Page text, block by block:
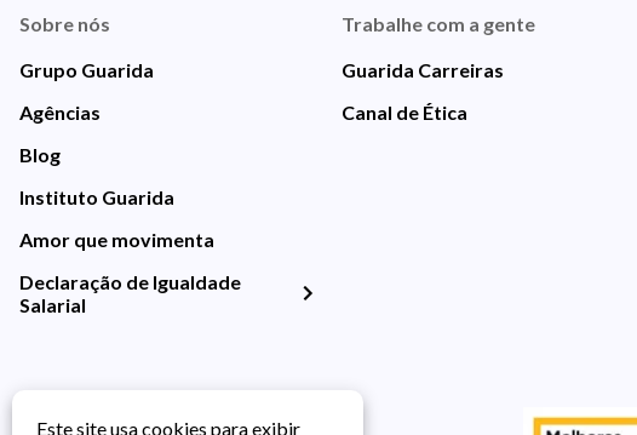
Sobre nós
Grupo Guarida
Agências
Blog
Instituto Guarida
Amor que movimenta
Declaração de Igualdade
Salarial
Trabalhe com a gente
Guarida Carreiras
Canal de Ética
Este site usa cookies para exibir